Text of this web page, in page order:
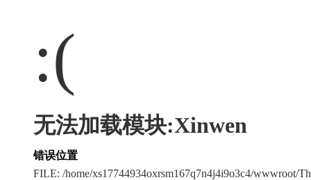
:(
无法加载模块:Xinwen
错误位置
FILE: /home/xs17744934oxrsm167q7n4j4i9o3c4/